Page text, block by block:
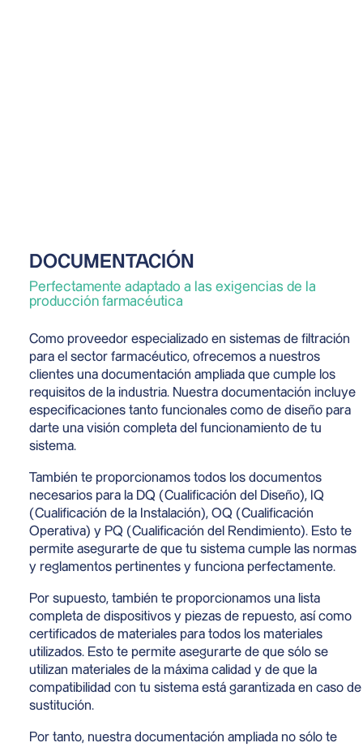
DOCUMENTACIÓN
Perfectamente adaptado a las exigencias de la
producción farmacéutica
Como proveedor especializado en sistemas de filtración
para el sector farmacéutico, ofrecemos a nuestros
clientes una documentación ampliada que cumple los
requisitos de la industria. Nuestra documentación incluye
especificaciones tanto funcionales como de diseño para
darte una visión completa del funcionamiento de tu
sistema.
También te proporcionamos todos los documentos
necesarios para la DQ (Cualificación del Diseño), IQ
(Cualificación de la Instalación), OQ (Cualificación
Operativa) y PQ (Cualificación del Rendimiento). Esto te
permite asegurarte de que tu sistema cumple las normas
y reglamentos pertinentes y funciona perfectamente.
Por supuesto, también te proporcionamos una lista
completa de dispositivos y piezas de repuesto, así como
certificados de materiales para todos los materiales
utilizados. Esto te permite asegurarte de que sólo se
utilizan materiales de la máxima calidad y de que la
compatibilidad con tu sistema está garantizada en caso de
sustitución.
Por tanto, nuestra documentación ampliada no sólo te